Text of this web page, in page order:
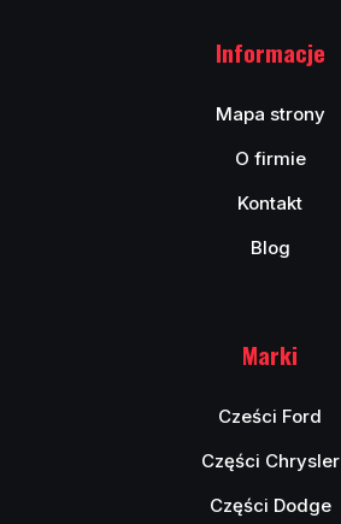
Informacje
Mapa strony
O firmie
Kontakt
Blog
Marki
Cześci Ford
Części Chrysler
Części Dodge